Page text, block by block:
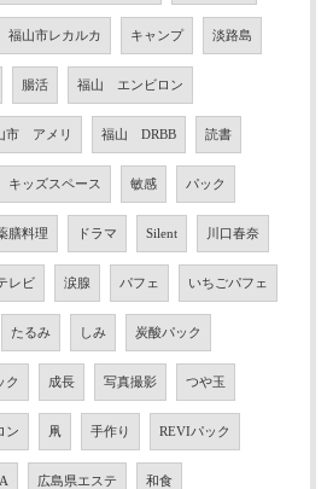
福山市レカルカ キャンプ 淡路島
腸活 福山 エンビロン
市 アメリ 福山 DRBB 読書
キッズスペース 敏感 パック
膳料理 ドラマ Silent 川口春奈
レビ 涙腺 パフェ いちごパフェ
たるみ しみ 炭酸パック
ク 成長 写真撮影 つや玉
ン 凧 手作り REVIパック
広島県エステ 和食